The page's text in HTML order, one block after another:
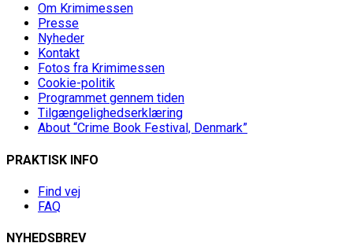
Om Krimimessen
Presse
Nyheder
Kontakt
Fotos fra Krimimessen
Cookie-politik
Programmet gennem tiden
Tilgængelighedserklæring
About “Crime Book Festival, Denmark”
PRAKTISK INFO
Find vej
FAQ
NYHEDSBREV